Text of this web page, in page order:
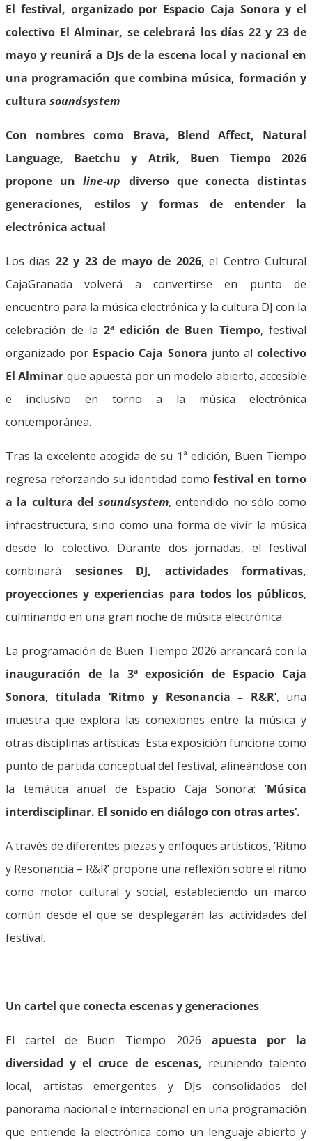
El festival, organizado por Espacio Caja Sonora y el
colectivo El Alminar, se celebrará los días 22 y 23 de
mayo y reunirá a DJs de la escena local y nacional en
una programación que combina música, formación y
cultura soundsystem
Con nombres como Brava, Blend Affect, Natural
Language, Baetchu y Atrik, Buen Tiempo 2026
propone unline-up diverso que conecta distintas
generaciones, estilos y formas de entender la
electrónica actual
Los días 22 y 23 de mayo de 2026, el Centro Cultural
CajaGranada volverá a convertirse en punto de
encuentro para la música electrónica y la cultura DJ con la
celebración de la 2ª edición de Buen Tiempo, festival
organizado por Espacio Caja Sonora junto alcolectivo
El Alminar que apuesta por un modelo abierto, accesible
e inclusivo en torno a la música electrónica
contemporánea.
Tras la excelente acogida de su 1ª edición, Buen Tiempo
regresa reforzando su identidad como festival en torno
a la cultura del soundsystem, entendido no sólo como
infraestructura, sino como una forma de vivir la música
desde lo colectivo. Durante dos jornadas, el festival
combinará sesiones DJ, actividades formativas,
proyecciones y experiencias para todos los públicos,
culminando en una gran noche de música electrónica.
La programación de Buen Tiempo 2026 arrancará con la
inauguración de la 3ª exposición de Espacio Caja
Sonora, titulada ‘Ritmo y Resonancia – R&R’, una
muestra que explora las conexiones entre la música y
otras disciplinas artísticas. Esta exposición funciona como
punto de partida conceptual del festival, alineándose con
la temática anual de Espacio Caja Sonora: ‘Música
interdisciplinar. El sonido en diálogo con otras artes’.
A través de diferentes piezas y enfoques artísticos, ‘Ritmo
y Resonancia – R&R’ propone una reflexión sobre el ritmo
como motor cultural y social, estableciendo un marco
común desde el que se desplegarán las actividades del
festival.
Un cartel que conecta escenas y generaciones
El cartel de Buen Tiempo 2026 apuesta por la
diversidad y el cruce de escenas, reuniendo talento
local, artistas emergentes y DJs consolidados del
panorama nacional e internacional en una programación
que entiende la electrónica como un lenguaje abierto y